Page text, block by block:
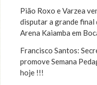
Pião Roxo e Varzea
disputar a grande final
Arena Kaiamba em
Francisco Santos:
promove Semana
hoje !!!